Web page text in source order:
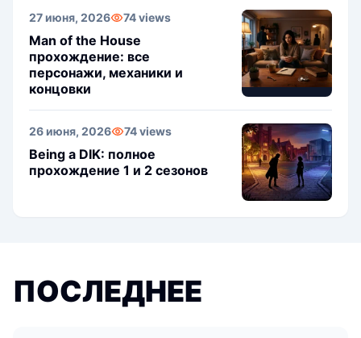
27 июня, 2026 74 views
Man of the House
прохождение: все
персонажи, механики и
концовки
26 июня, 2026 74 views
Being a DIK: полное
прохождение 1 и 2 сезонов
ПОСЛЕДНЕЕ